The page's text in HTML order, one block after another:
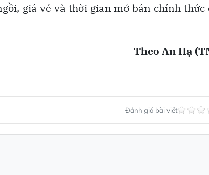
giá vé và thời gian mở bán chính thức
Theo An Hạ
Đánh giá bài viết